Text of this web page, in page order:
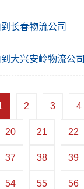
长春物流公司
大兴安岭物流公司
2 3 4
20 21 22
37 38 39
54 55 56